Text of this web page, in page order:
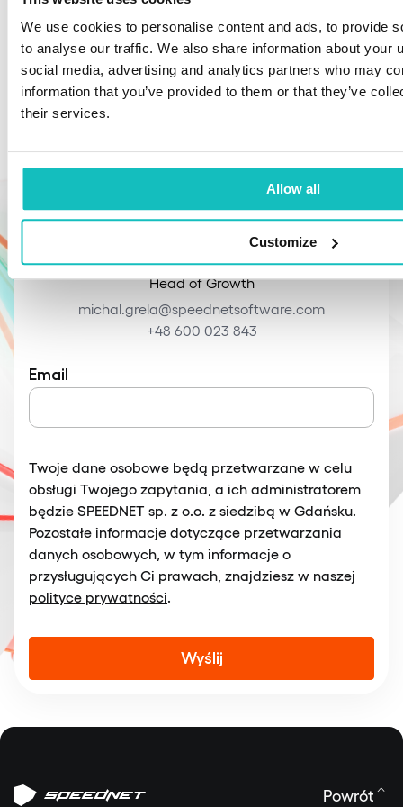
We use cookies to personalise content and ads, to provide
to analyse our traffic. We also share information about your
social media, advertising and analytics partners who may
information that you’ve provided to them or that they’ve
their services.
Allow all
Customize
Porozmawiajmy o tym, jak pełna
obserwowalność może wesprzeć Twój
biznes.
Michał Grela
Head of Growth
michal.grela@speednetsoftware.com
+48 600 023 843
Email
Twoje dane osobowe będą przetwarzane w celu
obsługi Twojego zapytania, a ich administratorem
będzie SPEEDNET sp. z o.o. z siedzibą w Gdańsku.
Pozostałe informacje dotyczące przetwarzania
danych osobowych, w tym informacje o
przysługujących Ci prawach, znajdziesz w naszej
polityce prywatności.
Powrót